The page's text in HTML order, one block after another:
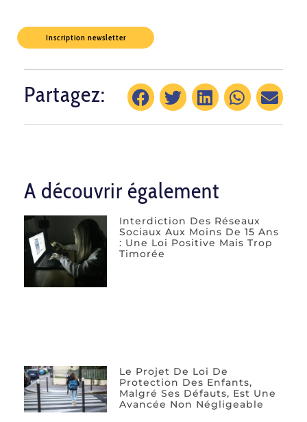
Inscription newsletter
Partagez:
A découvrir également
Interdiction Des Réseaux
Sociaux Aux Moins De 15 Ans
: Une Loi Positive Mais Trop
Timorée
Le Projet De Loi De
Protection Des Enfants,
Malgré Ses Défauts, Est Une
Avancée Non Négligeable